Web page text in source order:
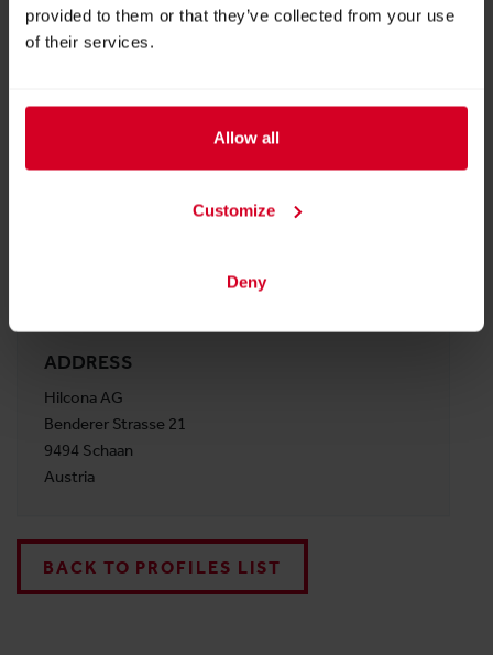
provided to them or that they’ve collected from your use
of their services.
Allow all
Customize
Deny
WEBSITE
https://www.thegreenmountain-
foodservice.com/at-de/
ADDRESS
Hilcona AG
Benderer Strasse 21
9494 Schaan
Austria
BACK TO PROFILES LIST